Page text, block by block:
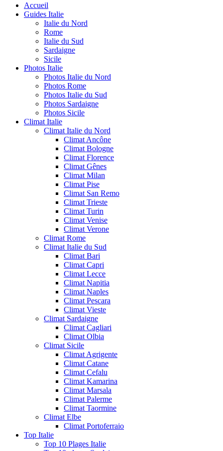
Accueil
Guides Italie
Italie du Nord
Rome
Italie du Sud
Sardaigne
Sicile
Photos Italie
Photos Italie du Nord
Photos Rome
Photos Italie du Sud
Photos Sardaigne
Photos Sicile
Climat Italie
Climat Italie du Nord
Climat Ancône
Climat Bologne
Climat Florence
Climat Gênes
Climat Milan
Climat Pise
Climat San Remo
Climat Trieste
Climat Turin
Climat Venise
Climat Verone
Climat Rome
Climat Italie du Sud
Climat Bari
Climat Capri
Climat Lecce
Climat Napitia
Climat Naples
Climat Pescara
Climat Vieste
Climat Sardaigne
Climat Cagliari
Climat Olbia
Climat Sicile
Climat Agrigente
Climat Catane
Climat Cefalu
Climat Kamarina
Climat Marsala
Climat Palerme
Climat Taormine
Climat Elbe
Climat Portoferraio
Top Italie
Top 10 Plages Italie